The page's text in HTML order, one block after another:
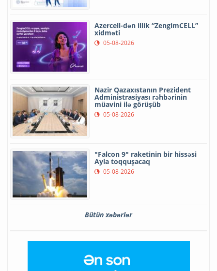
Azercell-dən illik “ZengimCELL”
xidməti
05-08-2026
Nazir Qazaxıstanın Prezident
Administrasiyası rəhbərinin
müavini ilə görüşüb
05-08-2026
"Falcon 9" raketinin bir hissəsi
Ayla toqquşacaq
05-08-2026
Bütün xəbərlər